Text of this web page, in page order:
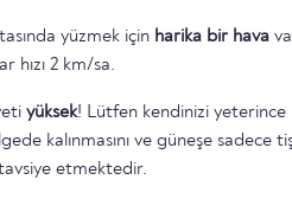
yüzmek için harika bir hava
hızı 2 km/sa.
yüksek! Lütfen kendinizi
kalınmasını ve güneşe sadece
tavsiye etmektedir.